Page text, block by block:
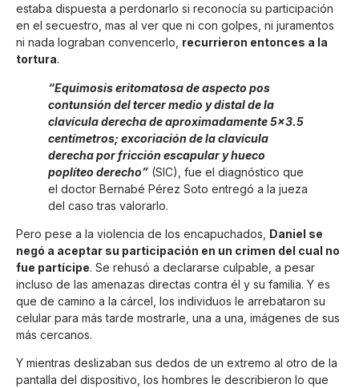
estaba dispuesta a perdonarlo si reconocía su participación
en el secuestro, mas al ver que ni con golpes, ni juramentos
ni nada lograban convencerlo, recurrieron entonces a la
tortura.
“Equimosis eritomatosa de aspecto pos
contunsión del tercer medio y distal de la
clavícula derecha de aproximadamente 5×3.5
centímetros; excoriación de la clavícula
derecha por fricción escapular y hueco
poplíteo derecho” (SIC), fue el diagnóstico que
el doctor Bernabé Pérez Soto entregó a la jueza
del caso tras valorarlo.
Pero pese a la violencia de los encapuchados, Daniel se
negó a aceptar su participación en un crimen del cual no
fue partícipe. Se rehusó a declararse culpable, a pesar
incluso de las amenazas directas contra él y su familia. Y es
que de camino a la cárcel, los individuos le arrebataron su
celular para más tarde mostrarle, una a una, imágenes de sus
más cercanos.
Y mientras deslizaban sus dedos de un extremo al otro de la
pantalla del dispositivo, los hombres le describieron lo que